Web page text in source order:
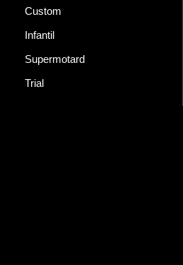
Custom
Infantil
Supermotard
Trial